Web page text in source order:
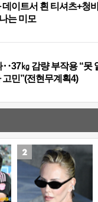
이트서 흰 티셔츠+청
는 미모
‥37㎏ 감량 부작용 “못
민”(전현무계획4)